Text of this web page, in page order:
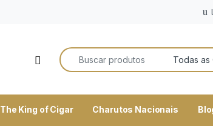
Open
Search for:
The King of Cigar Charutos Nacionais